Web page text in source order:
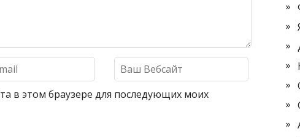
в этом браузере для последующих моих